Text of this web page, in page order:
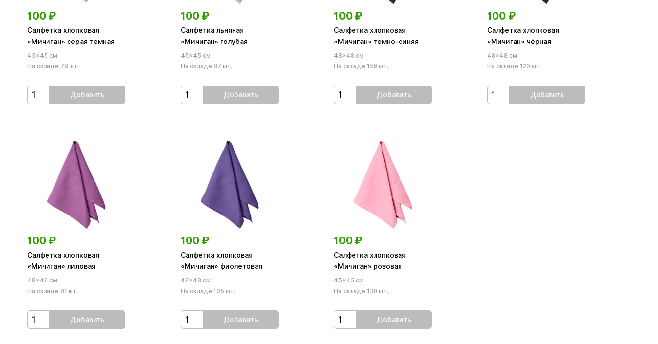
100 ₽
Салфетка хлопковая
«Мичиган» серая темная
45×45 см
На складе 78 шт.
Добавить
100 ₽
Салфетка льняная
«Мичиган» голубая
45×45 см
На складе 87 шт.
Добавить
100 ₽
Салфетка хлопковая
«Мичиган» темно-синяя
48×48 см
На складе 159 шт.
Добавить
100 ₽
Салфетка хлопковая
«Мичиган» чёрная
48×48 см
На складе 120 шт.
Добавить
100 ₽
Салфетка хлопковая
«Мичиган» лиловая
48×48 см
На складе 81 шт.
Добавить
100 ₽
Салфетка хлопковая
«Мичиган» фиолетовая
48×48 см
На складе 105 шт.
Добавить
100 ₽
Салфетка хлопковая
«Мичиган» розовая
45×45 см
На складе 130 шт.
Добавить